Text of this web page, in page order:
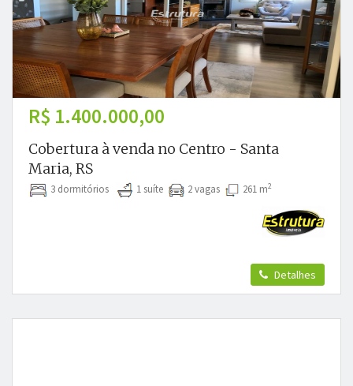
R$ 1.400.000,00
Cobertura à venda no Centro - Santa
Maria, RS
3 dormitórios 1 suíte 2 vagas 261 m2
Detalhes